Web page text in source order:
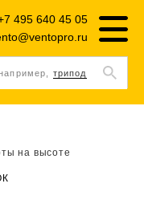
трипод
495 640 45 05
на высоте